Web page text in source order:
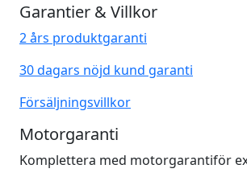
Garantier & Villkor
2 års produktgaranti
30 dagars nöjd kund garanti
Försäljningsvillkor
Motorgaranti
Komplettera med motorgarantiför